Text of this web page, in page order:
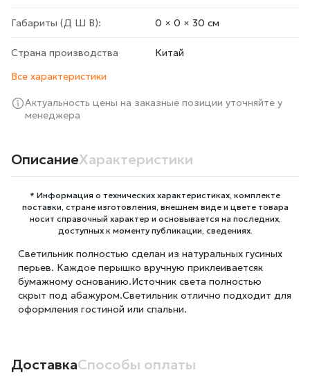
Габариты (Д Ш В): 0 × 0 × 30 cм
Страна производства
Китай
Все характеристики
Актуальность цены на заказные позиции уточняйте у
менеджера
ОписаниеХарактеристики
* Информация о технических характеристиках, комплекте
поставки, стране изготовления, внешнем виде и цвете товара
носит справочный характер и основывается на последних,
доступных к моменту публикации, сведениях.
Светильник полностью сделан из натуральных гусиных
перьев. Каждое перышко вручную приклеиваетсяк
бумажному основанию.Источник света полностью
скрыт под абажуром.Светильник отлично подходит для
оформления гостиной или спальни.
ДоставкаСпособы оплаты